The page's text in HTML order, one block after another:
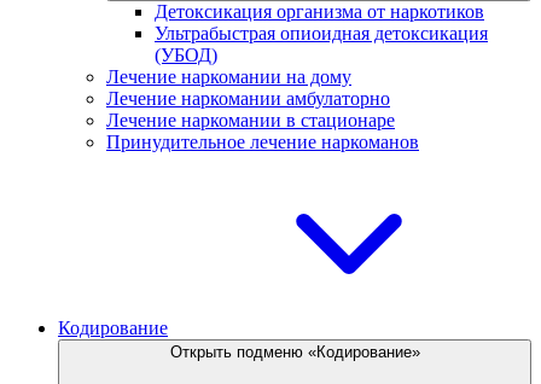
Детоксикация организма от наркотиков
Ультрабыстрая опиоидная детоксикация
(УБОД)
Лечение наркомании на дому
Лечение наркомании амбулаторно
Лечение наркомании в стационаре
Принудительное лечение наркоманов
Кодирование
Открыть подменю «Кодирование»